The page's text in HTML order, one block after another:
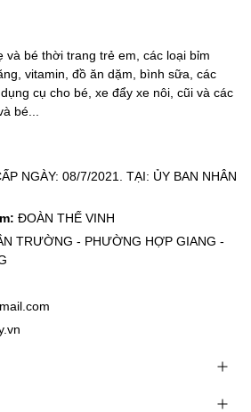
và bé thời trang trẻ em, các loại bỉm
vitamin, đồ ăn dặm, bình sữa, các
cụ cho bé, xe đẩy xe nôi, cũi và các
bé...
NGÀY: 08/7/2021. TẠI: ỦY BAN NHÂN
ĐOÀN THẾ VINH
TRƯỜNG - PHƯỜNG HỢP GIANG -